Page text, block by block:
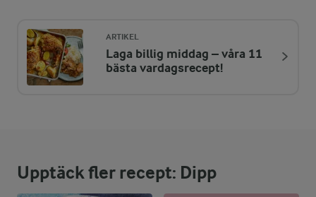
ENERGIDISTRIBUTION %
NÄRINGSVÄRDEN PER PORT
Fett:
73,6 %
5 g
ARTIKEL
Laga billig middag – våra 11
bästa vardagsrecept!
Upptäck fler recept: Dipp